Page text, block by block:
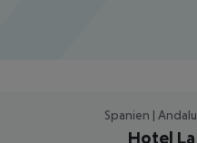
Spanien |
Hotel